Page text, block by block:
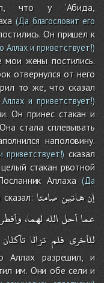
что у ‘Абида,
(Да благословит его
Он пришел к
Аллах и приветствует!)
мои жены постились.
отвернулся от него
то же, что сказал
и приветствует!)
Он принес стакан и
стала сплевывать
наполовину.
приветствует!) сказал
стакан рвотной
Аллаха(Да
сказал: إنهاتينصامتا
عماأحلاللهلهما،
للأخرى فلم تزالا تأكلان
Аллах разрешил, и
им. Они обе сели и